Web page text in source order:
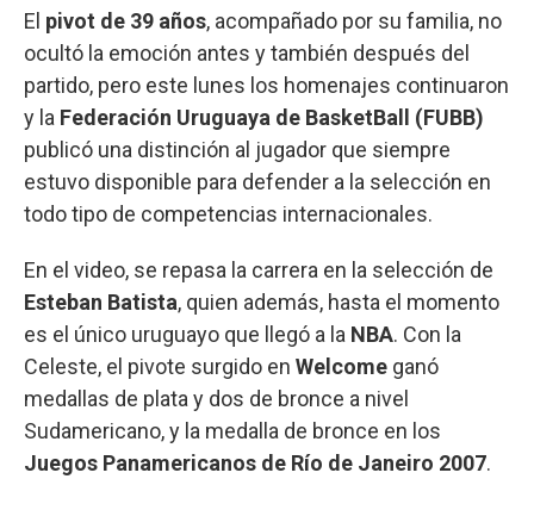
El pivot de 39 años, acompañado por su familia, no
ocultó la emoción antes y también después del
partido, pero este lunes los homenajes continuaron
y la Federación Uruguaya de BasketBall (FUBB)
publicó una distinción al jugador que siempre
estuvo disponible para defender a la selección en
todo tipo de competencias internacionales.
En el video, se repasa la carrera en la selección de
Esteban Batista, quien además, hasta el momento
es el único uruguayo que llegó a la NBA. Con la
Celeste, el pivote surgido en Welcome ganó
medallas de plata y dos de bronce a nivel
Sudamericano, y la medalla de bronce en los
Juegos Panamericanos de Río de Janeiro 2007.